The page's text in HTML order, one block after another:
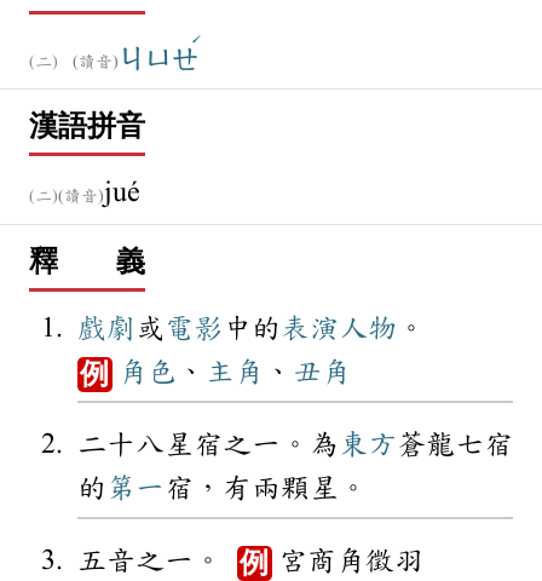
(讀音) ㄐㄩㄝ
ˊ
漢語拼音
(讀音)jué
釋 義
戲劇 或 電影 中的 表演 人物 。
例 角色 、 主角 、 丑角
二十八星宿之一。為 東方蒼龍七宿
的 第一 宿，有兩顆星。
五音之一。 例 宮商角徵羽